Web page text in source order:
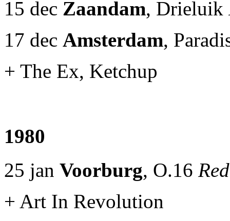
15 dec Zaandam, Drieluik
17 dec Amsterdam,
+ The Ex, Ketchup
1980
25 jan Voorburg, O.16
+ Art In Revolution